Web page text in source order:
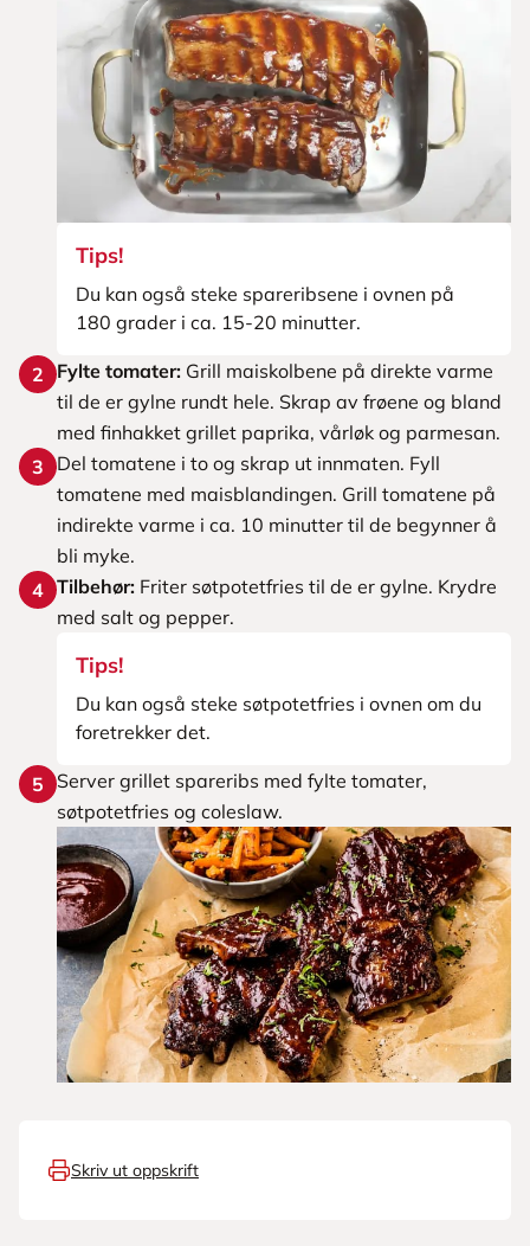
Tips!
Du kan også steke spareribsene i ovnen på
180 grader i ca. 15-20 minutter.
2 Fylte tomater: Grill maiskolbene på direkte varme
til de er gylne rundt hele. Skrap av frøene og bland
med finhakket grillet paprika, vårløk og parmesan.
3
Del tomatene i to og skrap ut innmaten. Fyll
tomatene med maisblandingen. Grill tomatene på
indirekte varme i ca. 10 minutter til de begynner å
bli myke.
4 Tilbehør: Friter søtpotetfries til de er gylne. Krydre
med salt og pepper.
Tips!
Du kan også steke søtpotetfries i ovnen om du
foretrekker det.
5
Server grillet spareribs med fylte tomater,
søtpotetfries og coleslaw.
Skriv ut oppskrift